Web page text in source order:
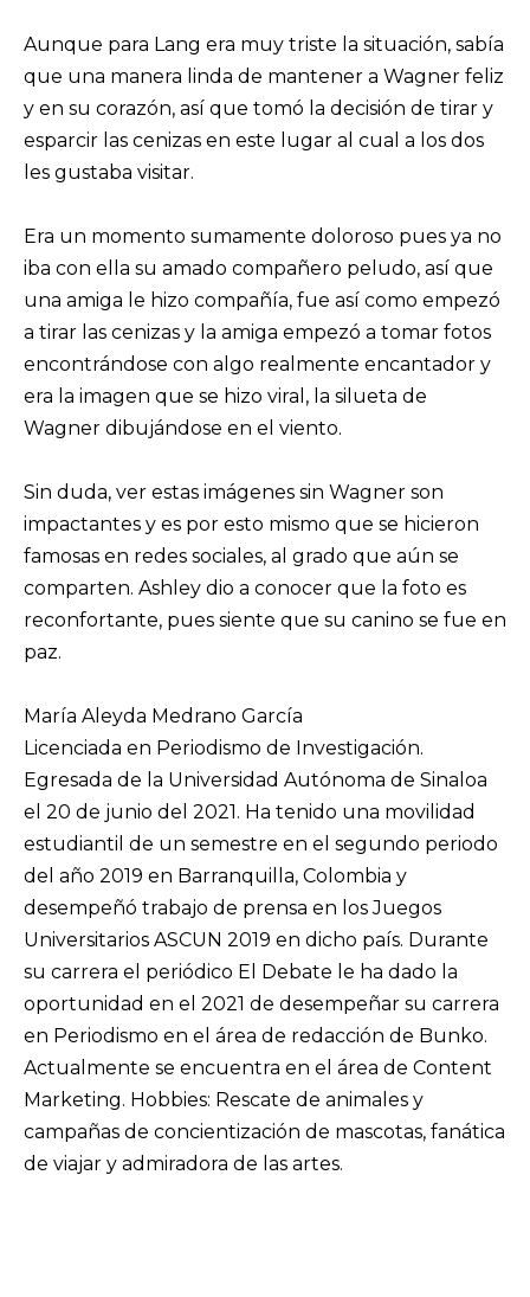
Aunque para Lang era muy triste la situación, sabía
que una manera linda de mantener a Wagner feliz
y en su corazón, así que tomó la decisión de tirar y
esparcir las cenizas en este lugar al cual a los dos
les gustaba visitar.
Era un momento sumamente doloroso pues ya no
iba con ella su amado compañero peludo, así que
una amiga le hizo compañía, fue así como empezó
a tirar las cenizas y la amiga empezó a tomar fotos
encontrándose con algo realmente encantador y
era la imagen que se hizo viral, la silueta de
Wagner dibujándose en el viento.
Sin duda, ver estas imágenes sin Wagner son
impactantes y es por esto mismo que se hicieron
famosas en redes sociales, al grado que aún se
comparten. Ashley dio a conocer que la foto es
reconfortante, pues siente que su canino se fue en
paz.
María Aleyda Medrano García
Licenciada en Periodismo de Investigación.
Egresada de la Universidad Autónoma de Sinaloa
el 20 de junio del 2021. Ha tenido una movilidad
estudiantil de un semestre en el segundo periodo
del año 2019 en Barranquilla, Colombia y
desempeñó trabajo de prensa en los Juegos
Universitarios ASCUN 2019 en dicho país. Durante
su carrera el periódico El Debate le ha dado la
oportunidad en el 2021 de desempeñar su carrera
en Periodismo en el área de redacción de Bunko.
Actualmente se encuentra en el área de Content
Marketing. Hobbies: Rescate de animales y
campañas de concientización de mascotas, fanática
de viajar y admiradora de las artes.